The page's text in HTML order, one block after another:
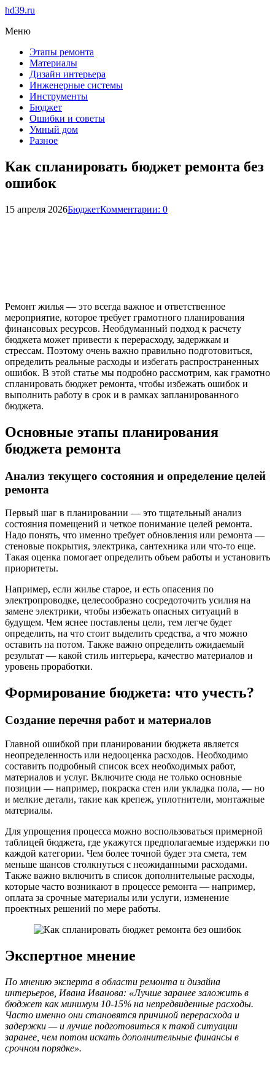
hd39.ru
Меню
Этапы ремонта
Материалы
Дизайн интерьера
Инженерные системы
Инструменты
Бюджет
Ошибки и советы
Умный дом
Разное
Как спланировать бюджет ремонта без
ошибок
15 апреля 2026БюджетКомментарии: 0
Ремонт жилья — это всегда важное и ответственное
мероприятие, которое требует грамотного планирования
финансовых ресурсов. Необдуманный подход к расчету
бюджета может привести к перерасходу, задержкам и
стрессам. Поэтому очень важно правильно подготовиться,
определить реальные расходы и избегать распространенных
ошибок. В этой статье мы подробно рассмотрим, как грамотно
спланировать бюджет ремонта, чтобы избежать ошибок и
выполнить работу в срок и в рамках запланированного
бюджета.
Основные этапы планирования
бюджета ремонта
Анализ текущего состояния и определение целей
ремонта
Первый шаг в планировании — это тщательный анализ
состояния помещений и четкое понимание целей ремонта.
Надо понять, что именно требует обновления или ремонта —
стеновые покрытия, электрика, сантехника или что-то еще.
Такая оценка помогает определить объем работы и установить
приоритеты.
Например, если жилье старое, и есть опасения по
электропроводке, целесообразно сосредоточить усилия на
замене электрики, чтобы избежать опасных ситуаций в
будущем. Чем яснее поставлены цели, тем легче будет
определить, на что стоит выделить средства, а что можно
оставить на потом. Также важно определить ожидаемый
результат — какой стиль интерьера, качество материалов и
уровень проработки.
Формирование бюджета: что учесть?
Создание перечня работ и материалов
Главной ошибкой при планировании бюджета является
неопределенность или недооценка расходов. Необходимо
составить подробный список всех необходимых работ,
материалов и услуг. Включите сюда не только основные
позиции — например, покраска стен или укладка пола, — но
и мелкие детали, такие как крепеж, уплотнители, монтажные
материалы.
Для упрощения процесса можно воспользоваться примерной
таблицей бюджета, где укажутся предполагаемые издержки по
каждой категории. Чем более точной будет эта смета, тем
меньше шансов столкнуться с неожиданными расходами.
Также важно включить в список дополнительные расходы,
которые часто возникают в процессе ремонта — например,
оплата за срочные материалы или услуги, изменение
проектных решений по мере работы.
Экспертное мнение
По мнению эксперта в области ремонта и дизайна
интерьеров, Ивана Иванова: «Лучше заранее заложить в
бюджет как минимум 10-15% на непредвиденные расходы.
Часто именно они становятся причиной перерасхода и
задержки — и лучше подготовиться к такой ситуации
заранее, чем потом искать дополнительные финансы в
срочном порядке».